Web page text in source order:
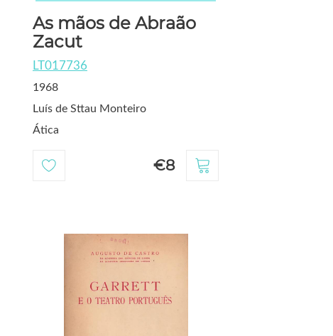
As mãos de Abraão
Zacut
LT017736
1968
Luís de Sttau Monteiro
Ática
€8